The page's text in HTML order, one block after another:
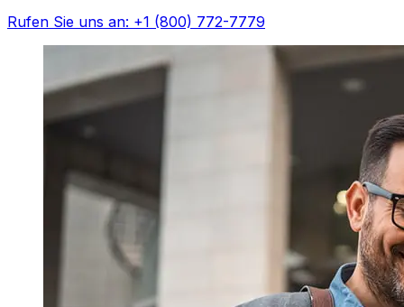
Rufen Sie uns an: +1 (800) 772-7779